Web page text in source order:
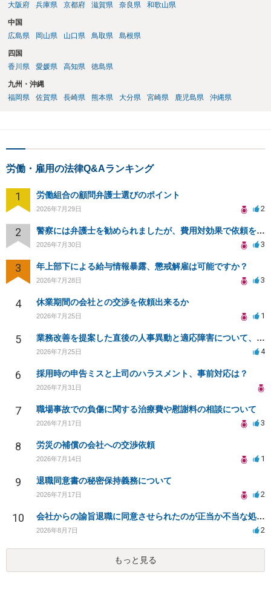
大阪府
兵庫県 京都府 滋賀県 奈良県 和歌山県
中国
広島県
岡山県 山口県 鳥取県 島根県
四国
香川県
愛媛県 高知県 徳島県
九州・沖縄
福岡県
佐賀県 長崎県 熊本県 大分県 宮崎県 鹿児島県 沖縄県
労働・雇用の法律Q&Aランキング
1 労働組合の顧問弁護士選びのポイント
2026年7月29日 2
2 警察には弁護士を勧められましたが、費用対効果で依頼をすることを躊躇しています。
2026年7月30日 3
3 年上部下による給与情報暴露、懲戒解雇は可能ですか？
2026年7月28日 3
4 休業期間の会社との交渉を依頼出来るか
2026年7月25日 1
5 業務改善を提案した直後の人事異動と適応障害について、法的に問題があるか相談したいです。
2026年7月25日 4
6 採用時の申告ミスと上司のハラスメント、事前対応は？
2026年7月31日
7 職場事故での負傷に関する治療費や慰謝料の相談について
2026年7月17日 3
8 労災の補償の会社への交渉依頼
2026年7月14日 1
9 退職同意書の秘密保持義務について
2026年7月17日 2
10 会社からの諭旨退職に同意させられたのが正当か不当な処分かどうか教えてほしい
2026年8月7日 2
もっと見る